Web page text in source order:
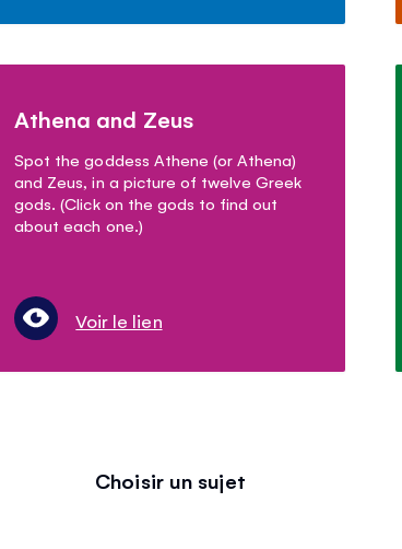
Athena and Zeus
Spot the goddess Athene (or Athena)
and Zeus, in a picture of twelve Greek
gods. (Click on the gods to find out
about each one.)
Voir le lien
Choisir un sujet